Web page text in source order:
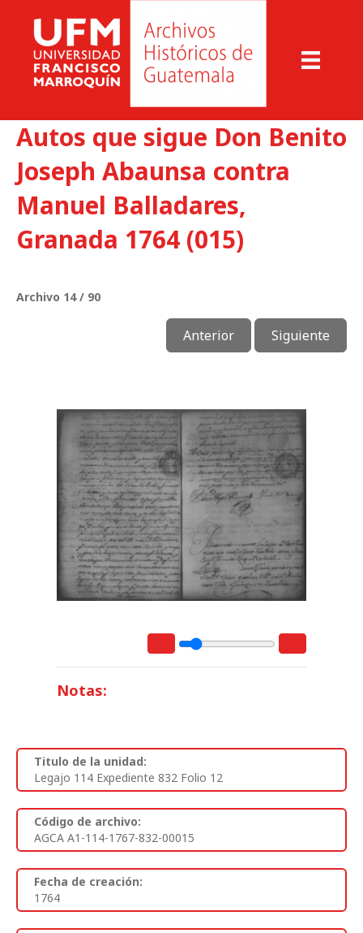
Autos que sigue Don Benito
Joseph Abaunsa contra
Manuel Balladares,
Granada 1764 (015)
Archivo 14 / 90
Anterior Siguiente
Notas:
Titulo de la unidad:
Legajo 114 Expediente 832 Folio 12
Código de archivo:
AGCA A1-114-1767-832-00015
Fecha de creación:
1764